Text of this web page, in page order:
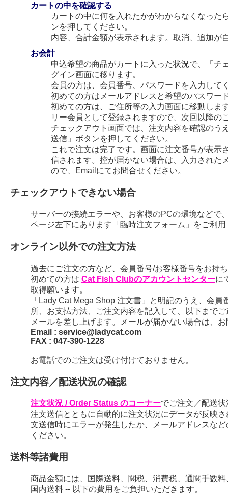
カートの中を確認する
カートの中に何を入れたかがわからなくなった
ンを押してください。
内容、合計金額が表示されます。取消、追加が
お会計
申込希望の商品がカートに入った状況で、「チ
グイン画面に移ります。
会員の方は、会員番号、パスワードを入力して
初めての方はメールアドレスと希望のパスワー
初めての方は、ご住所等の入力画面に移動しま
リー会員として登録されますので、次回以降の
チェックアウト画面では、注文内容を確認のう
送信」ボタンを押してください。
これで注文は完了です。画面に注文番号が表
信されます。控が届かない場合は、入力された
ので、Emailにてお問合せください。
チェックアウトできない場合
サーバーの接続エラーや、お客様のPCの環境などで
ページ左下にあります「臨時注文フォーム」をご利
オンライン以外での注文方法
過去にご注文の方など、会員番号/お客様番号をお持
初めての方は Cat Fish Clubのアカウントセンターに
取得願います。
「Lady Cat Mega Shop 注文書」と明記のうえ、会
所、お支払方法、ご注文内容を記入して、以下まで
メールを差し上げます。メールが届かない場合は、
Email : service@ladycat.com
FAX : 047-390-1228
お電話でのご注文は受け付けておりません。
注文内容／配送状況の確認
注文状況 / Order Status のコーナーでご注文／配送
注文送信とともに自動的に注文状況にデータが反映
文送信時にエラーが発生したか、メールアドレスな
ください。
送料等諸費用
商品金額には、国際送料、関税、消費税、通関手数
国内送料 -- 以下の費用をご負担いただきます。